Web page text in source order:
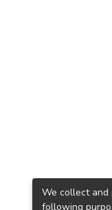
We collect and
following